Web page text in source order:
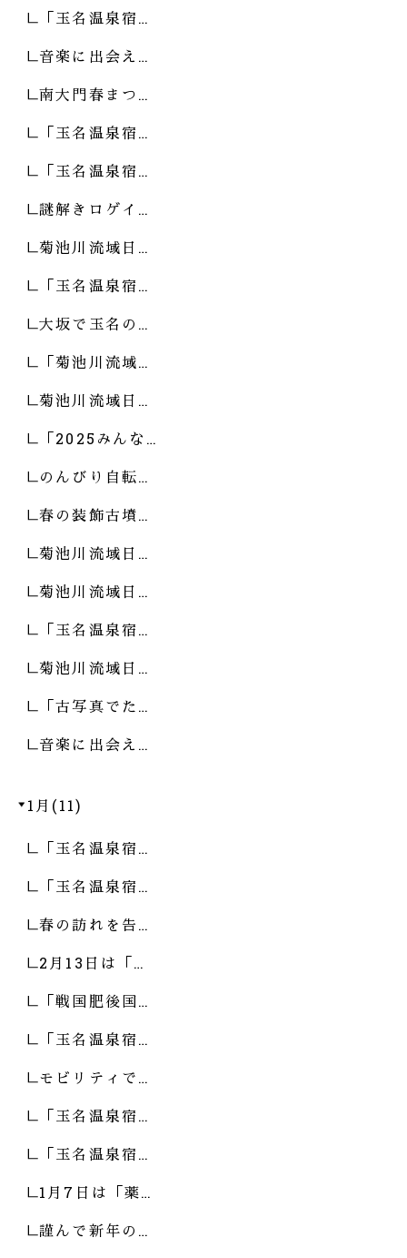
「玉名温泉宿…
音楽に出会え…
南大門春まつ…
「玉名温泉宿…
「玉名温泉宿…
謎解きロゲイ…
菊池川流域日…
「玉名温泉宿…
大坂で玉名の…
「菊池川流域…
菊池川流域日…
「2025みんな…
のんびり自転…
春の装飾古墳…
菊池川流域日…
菊池川流域日…
「玉名温泉宿…
菊池川流域日…
「古写真でた…
音楽に出会え…
1月(11)
「玉名温泉宿…
「玉名温泉宿…
春の訪れを告…
2月13日は「…
「戦国肥後国…
「玉名温泉宿…
モビリティで…
「玉名温泉宿…
「玉名温泉宿…
1月7日は「薬…
謹んで新年の…